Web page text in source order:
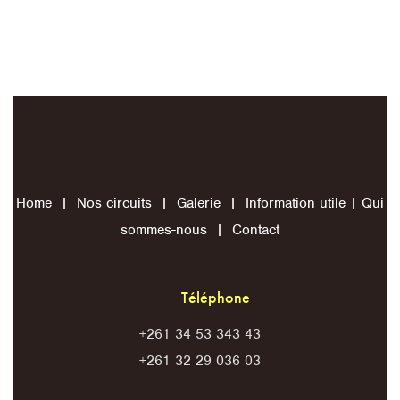
Home | Nos circuits | Galerie | Information utile | Qui
sommes-nous | Contact
Téléphone
+261 34 53 343 43
+261 32 29 036 03